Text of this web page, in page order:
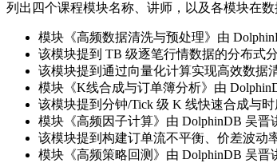
列出四个课程模块名称、讲师，以及各模块在
模块《高频数据清洗与预处理》由
该模块提到 TB 级逐笔行情数据的分布式
该模块提到通过向量化计算实现高效数据
模块《K线合成与订单簿分析》由
该模块提到分钟/Tick 级 K 线快速合成与时
模块《高频因子计算》由 DolphinDB 吴晋
该模块提到构建订单流不平衡、价差波动
模块《高频策略回测》由 DolphinDB 吴晋